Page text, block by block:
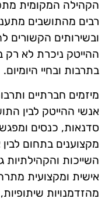
הקהילה המקומית
רבים מהתושבים
ובשירותים
ההייטק ניכרת לא
בתרבות ובחיי היומיום.
מיזמים חברתיים
אנשי ההייטק לבין
סדנאות, כנסים
מקצוענים בתחום
השייכות
אישית ומקצועית
מהזדמנויות